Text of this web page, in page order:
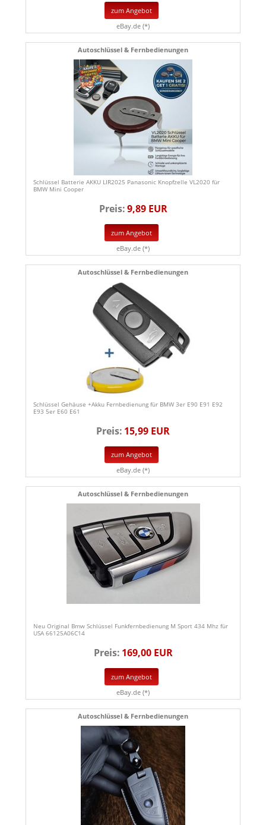
zum Angebot
eBay.de (*)
Autoschlüssel & Fernbedienungen
Schlüssel Batterie AKKU LIR2025 Panasonic Knopfzelle VL2020 für
BMW Mini Cooper
Preis:9,89 EUR
zum Angebot
eBay.de (*)
Autoschlüssel & Fernbedienungen
Schlüssel Gehäuse +Akku Fernbedienung für BMW 3er E90 E91 E92
E93 5er E60 E61
Preis: 15,99 EUR
zum Angebot
eBay.de (*)
Autoschlüssel & Fernbedienungen
Neu Original Bmw Schlüssel Funkfernbedienung M Sport 434 Mhz für
USA 66125A06C14
Preis: 169,00 EUR
zum Angebot
eBay.de (*)
Autoschlüssel & Fernbedienungen